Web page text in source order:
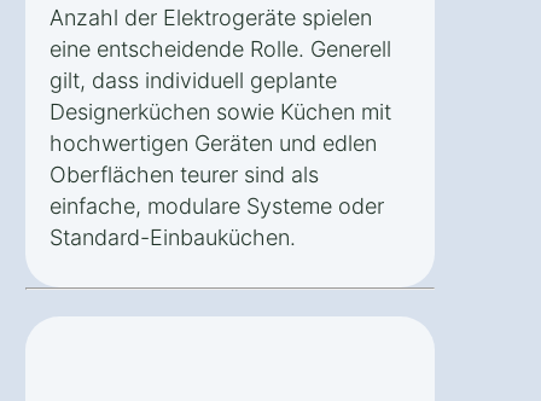
Anzahl der Elektrogeräte spielen
eine entscheidende Rolle. Generell
gilt, dass individuell geplante
Designerküchen sowie Küchen mit
hochwertigen Geräten und edlen
Oberflächen teurer sind als
einfache, modulare Systeme oder
Standard-Einbauküchen.